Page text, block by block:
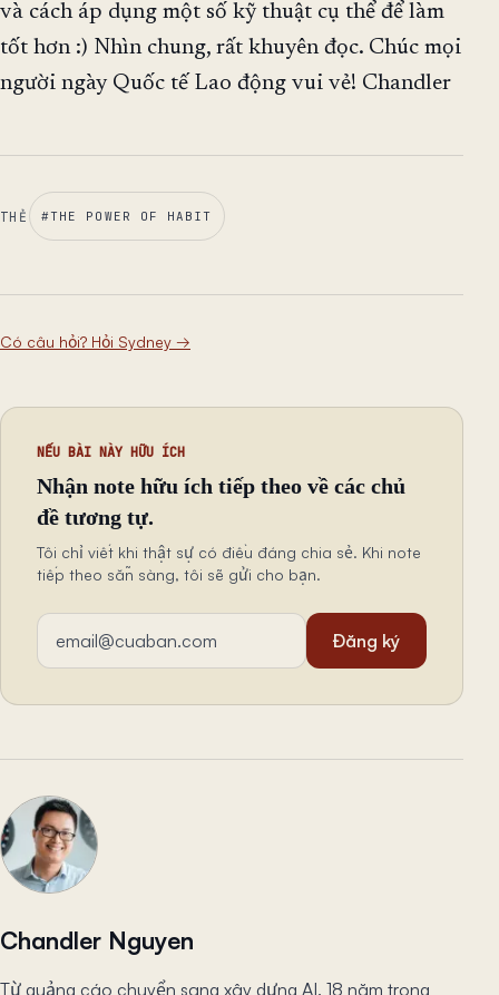
và cách áp dụng một số kỹ thuật cụ thể để làm
tốt hơn :) Nhìn chung, rất khuyên đọc. Chúc mọi
người ngày Quốc tế Lao động vui vẻ! Chandler
THẺ #THE POWER OF HABIT
Có câu hỏi? Hỏi Sydney →
NẾU BÀI NÀY HỮU ÍCH
Nhận note hữu ích tiếp theo về các chủ
đề tương tự.
Tôi chỉ viết khi thật sự có điều đáng chia sẻ. Khi note
tiếp theo sẵn sàng, tôi sẽ gửi cho bạn.
Địa chỉ email
Đăng ký
Chandler Nguyen
Từ quảng cáo chuyển sang xây dựng AI. 18 năm trong